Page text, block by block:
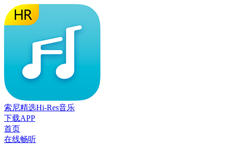
索尼精选Hi-Res音乐
下载APP
首页
在线畅听